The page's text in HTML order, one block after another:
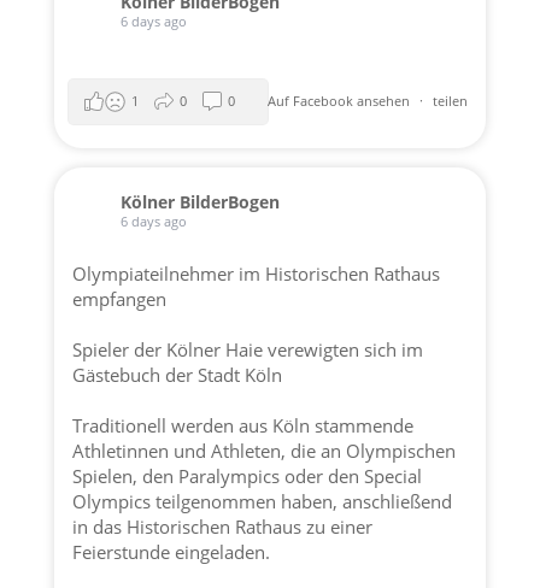
6 days ago
Auf Facebook ansehen · teilen
1 0 0
Kölner BilderBogen
6 days ago
Olympiateilnehmer im Historischen Rathaus
empfangen
Spieler der Kölner Haieverewigten sich im
Gästebuch der Stadt Köln
Traditionell werden aus Köln stammende
Athletinnen und Athleten, die an Olympischen
Spielen, den Paralympics oder den Special
Olympics teilgenommen haben, anschließend
in das Historischen Rathaus zu einer
Feierstunde eingeladen.